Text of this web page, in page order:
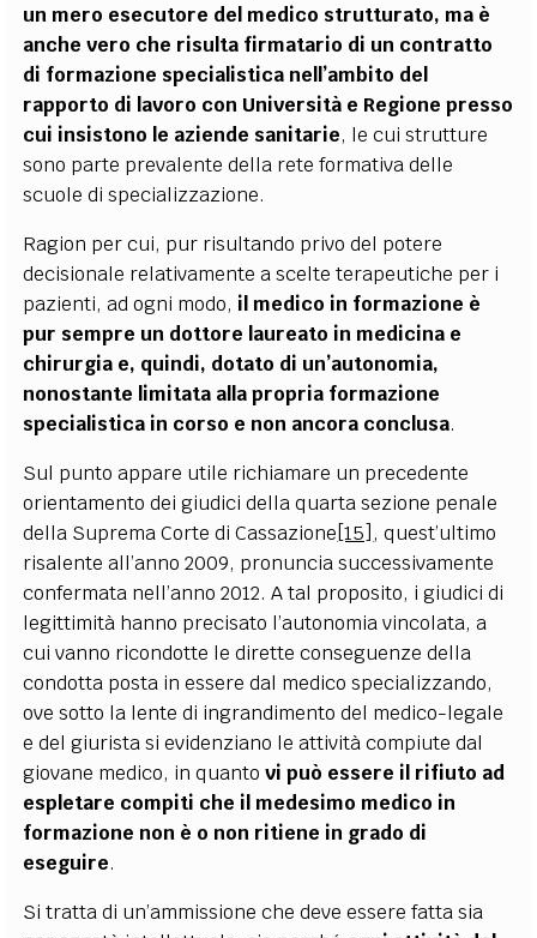
un mero esecutore del medico strutturato, ma è
anche vero che risulta firmatario di un contratto
di formazione specialistica nell’ambito del
rapporto di lavoro con Università e Regione presso
cui insistono le aziende sanitarie, le cui strutture
sono parte prevalente della rete formativa delle
scuole di specializzazione.
Ragion per cui, pur risultando privo del potere
decisionale relativamente a scelte terapeutiche per i
pazienti, ad ogni modo, il medico in formazione è
pur sempre un dottore laureato in medicina e
chirurgia e, quindi, dotato di un’autonomia,
nonostante limitata alla propria formazione
specialistica in corso e non ancora conclusa.
Sul punto appare utile richiamare un precedente
orientamento dei giudici della quarta sezione penale
della Suprema Corte di Cassazione[15] , quest’ultimo
risalente all’anno 2009, pronuncia successivamente
confermata nell’anno 2012. A tal proposito, i giudici di
legittimità hanno precisato l’autonomia vincolata, a
cui vanno ricondotte le dirette conseguenze della
condotta posta in essere dal medico specializzando,
ove sotto la lente di ingrandimento del medico-legale
e del giurista si evidenziano le attività compiute dal
giovane medico, in quantovi può essere il rifiuto ad
espletare compiti che il medesimo medico in
formazione non è o non ritiene in grado di
eseguire.
Si tratta di un’ammissione che deve essere fatta sia